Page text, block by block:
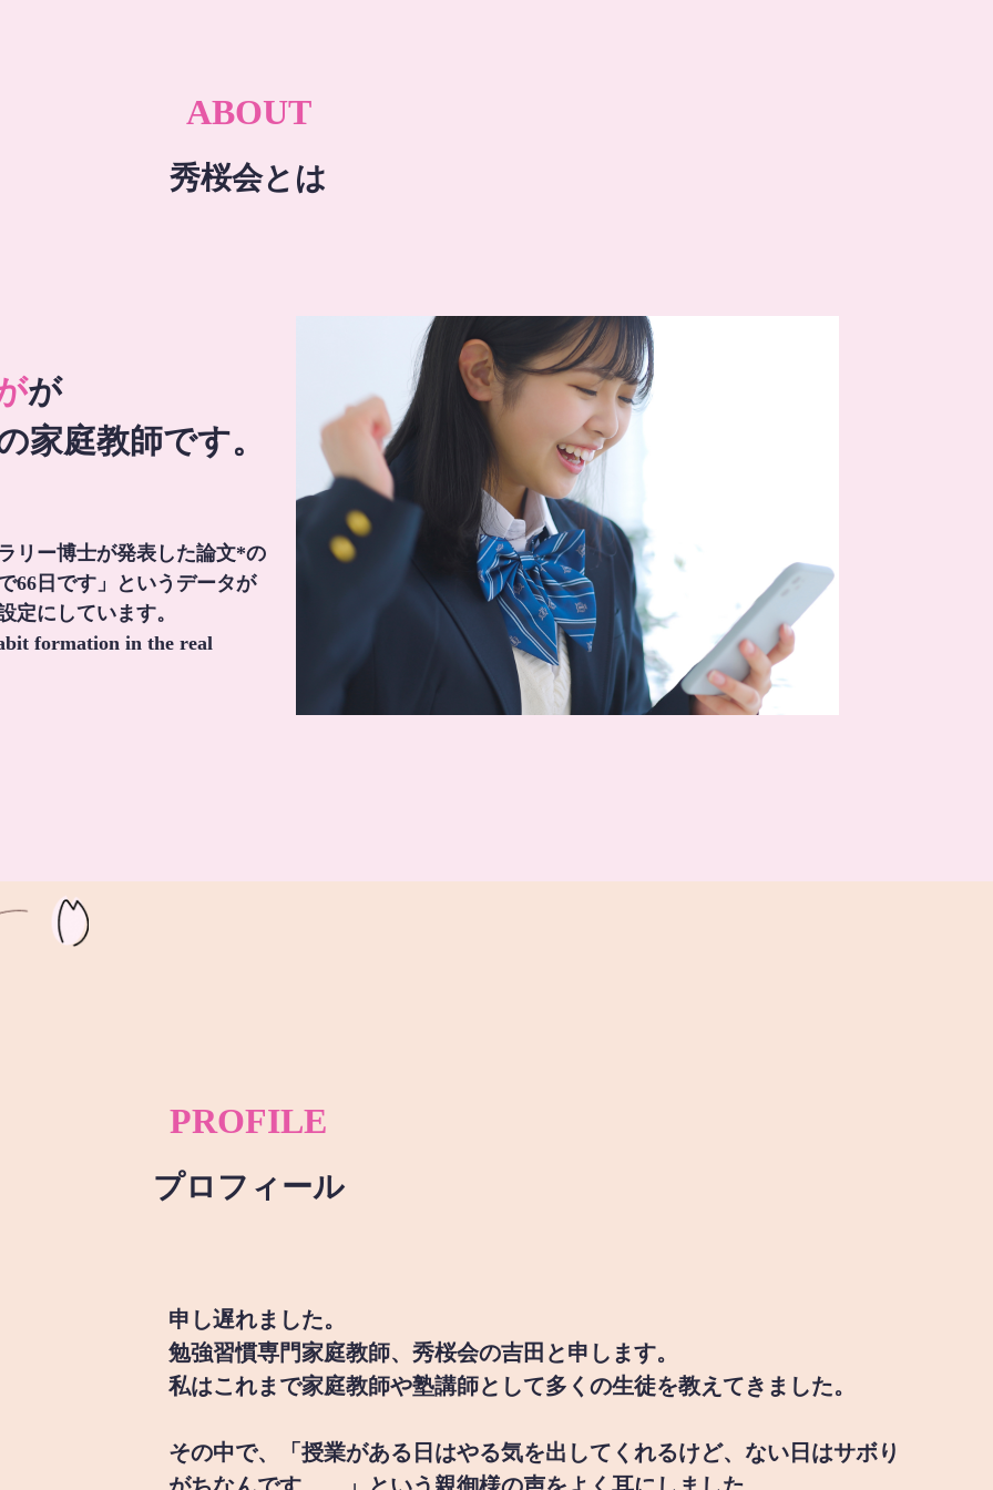
ABOUT
秀桜会とは
が
家庭教師です。
リー博士が発表した論文*の
66日です」というデータが
定にしています。
formation in the real
PROFILE
プロフィール
申し遅れました。
勉強習慣専門家庭教師、秀桜会の吉田と申します。
私はこれまで家庭教師や塾講師として多くの生徒を教えてきました。
その中で、「授業がある日はやる気を出してくれるけど、ない日はサボり